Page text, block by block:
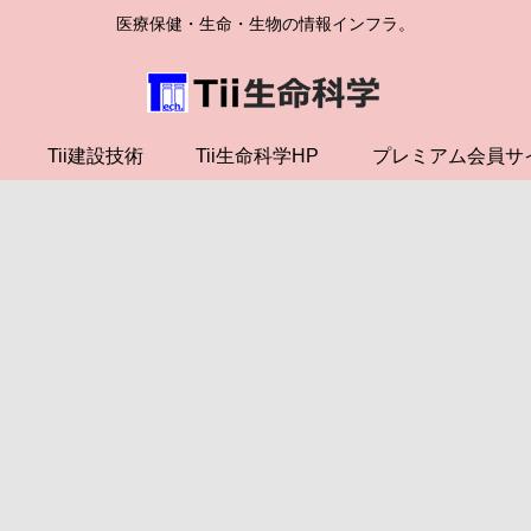
医療保健・生命・生物の情報インフラ。
Tii建設技術 Tii生命科学HP プレミアム会員サ